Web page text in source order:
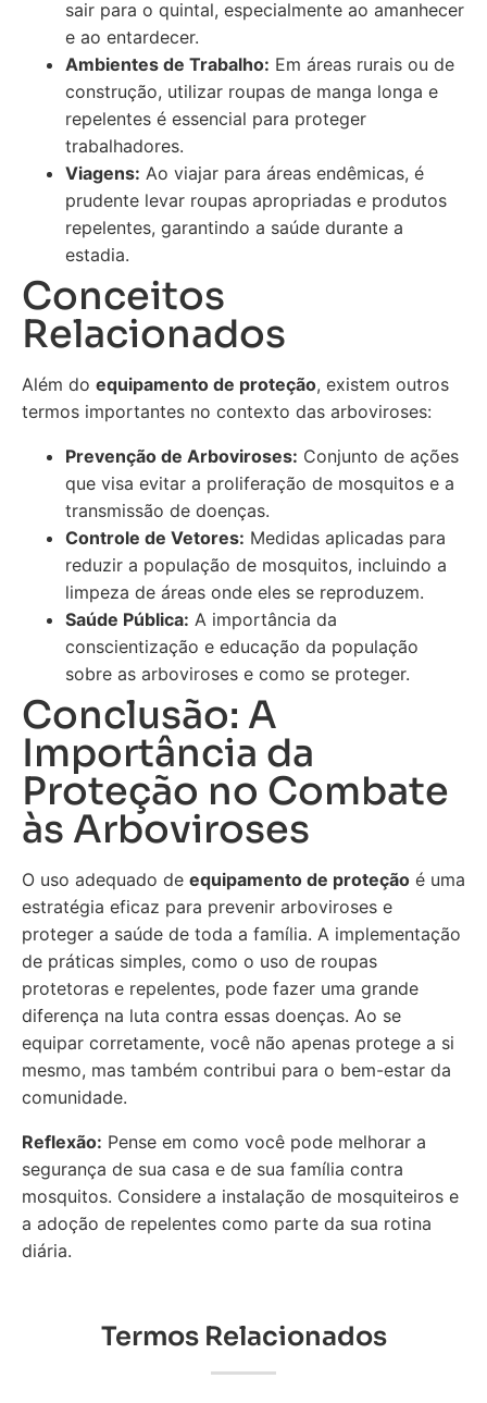
sair para o quintal, especialmente ao amanhecer
e ao entardecer.
Ambientes de Trabalho: Em áreas rurais ou de
construção, utilizar roupas de manga longa e
repelentes é essencial para proteger
trabalhadores.
Viagens: Ao viajar para áreas endêmicas, é
prudente levar roupas apropriadas e produtos
repelentes, garantindo a saúde durante a
estadia.
Conceitos
Relacionados
Além do equipamento de proteção, existem outros
termos importantes no contexto das arboviroses:
Prevenção de Arboviroses: Conjunto de ações
que visa evitar a proliferação de mosquitos e a
transmissão de doenças.
Controle de Vetores: Medidas aplicadas para
reduzir a população de mosquitos, incluindo a
limpeza de áreas onde eles se reproduzem.
Saúde Pública: A importância da
conscientização e educação da população
sobre as arboviroses e como se proteger.
Conclusão: A
Importância da
Proteção no Combate
às Arboviroses
O uso adequado de equipamento de proteção é uma
estratégia eficaz para prevenir arboviroses e
proteger a saúde de toda a família. A implementação
de práticas simples, como o uso de roupas
protetoras e repelentes, pode fazer uma grande
diferença na luta contra essas doenças. Ao se
equipar corretamente, você não apenas protege a si
mesmo, mas também contribui para o bem-estar da
comunidade.
Reflexão: Pense em como você pode melhorar a
segurança de sua casa e de sua família contra
mosquitos. Considere a instalação de mosquiteiros e
a adoção de repelentes como parte da sua rotina
diária.
Termos Relacionados